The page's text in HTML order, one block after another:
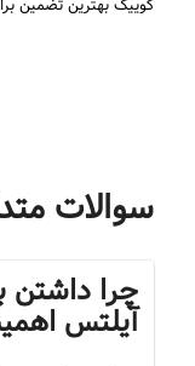
کوییک بهترین تضمین
سوالات
چرا داشتن
آیلتس